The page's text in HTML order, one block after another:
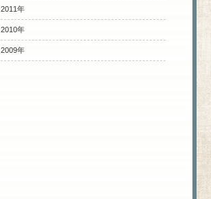
2011年
2010年
2009年